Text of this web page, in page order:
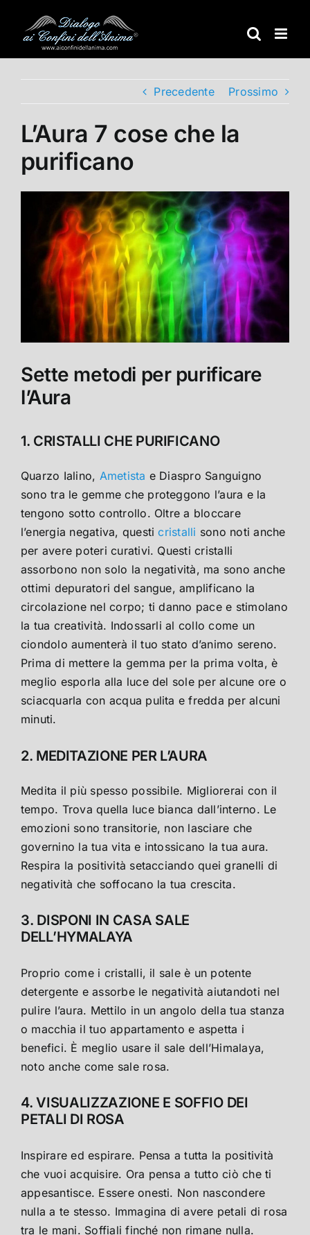
contenuto
Precedente Prossimo
L’Aura 7 cose che la
purificano
Sette metodi per purificare
l’Aura
1. CRISTALLI CHE PURIFICANO
Quarzo Ialino, Ametista e Diaspro Sanguigno
sono tra le gemme che proteggono l’aura e la
tengono sotto controllo. Oltre a bloccare
l’energia negativa, questicristalli sono noti anche
per avere poteri curativi. Questi cristalli
assorbono non solo la negatività, ma sono anche
ottimi depuratori del sangue, amplificano la
circolazione nel corpo; ti danno pace e stimolano
la tua creatività. Indossarli al collo come un
ciondolo aumenterà il tuo stato d’animo sereno.
Prima di mettere la gemma per la prima volta, è
meglio esporla alla luce del sole per alcune ore o
sciacquarla con acqua pulita e fredda per alcuni
minuti.
2. MEDITAZIONE PER L’AURA
Medita il più spesso possibile. Migliorerai con il
tempo. Trova quella luce bianca dall’interno. Le
emozioni sono transitorie, non lasciare che
governino la tua vita e intossicano la tua aura.
Respira la positività setacciando quei granelli di
negatività che soffocano la tua crescita.
3. DISPONI IN CASA SALE
DELL’HYMALAYA
Proprio come i cristalli, il sale è un potente
detergente e assorbe le negatività aiutandoti nel
pulire l’aura. Mettilo in un angolo della tua stanza
o macchia il tuo appartamento e aspetta i
benefici. È meglio usare il sale dell’Himalaya,
noto anche come sale rosa.
4. VISUALIZZAZIONE E SOFFIO DEI
PETALI DI ROSA
Inspirare ed espirare. Pensa a tutta la positività
che vuoi acquisire. Ora pensa a tutto ciò che ti
appesantisce. Essere onesti. Non nascondere
nulla a te stesso. Immagina di avere petali di rosa
tra le mani. Soffiali finché non rimane nulla.